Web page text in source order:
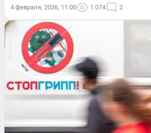
4 февраля, 2026, 11:00 1 074 2